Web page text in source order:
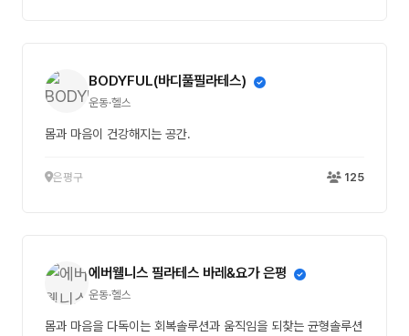
BODYFUL(바디풀필라테스)
운동·헬스
몸과 마음이 건강해지는 공간.
은평구 125
에버웰니스 필라테스 바레&요가 은평
운동·헬스
몸과 마음을 다독이는 회복솔루션과 움직임을 되찾는 균형솔루션